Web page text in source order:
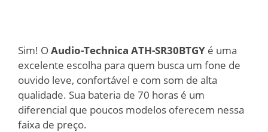
Sim! OAudio-Technica ATH-SR30BTGY é uma
excelente escolha para quem busca um fone de
ouvido leve, confortável e com som de alta
qualidade. Sua bateria de 70 horas é um
diferencial que poucos modelos oferecem nessa
faixa de preço.